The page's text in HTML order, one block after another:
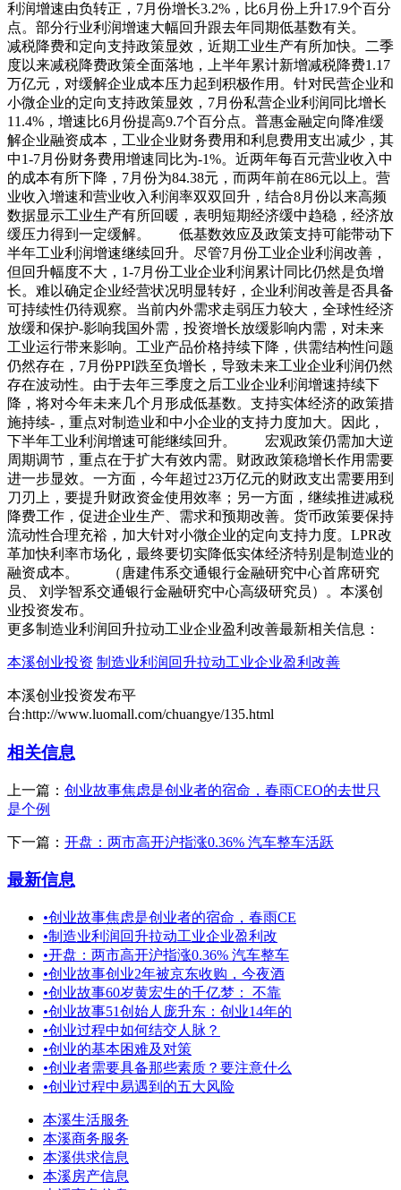
利润增速由负转正，7月份增长3.2%，比6月份上升17.9个百分
点。部分行业利润增速大幅回升跟去年同期低基数有关。
减税降费和定向支持政策显效，近期工业生产有所加快。二季
度以来减税降费政策全面落地，上半年累计新增减税降费1.17
万亿元，对缓解企业成本压力起到积极作用。针对民营企业和
小微企业的定向支持政策显效，7月份私营企业利润同比增长
11.4%，增速比6月份提高9.7个百分点。普惠金融定向降准缓
解企业融资成本，工业企业财务费用和利息费用支出减少，其
中1-7月份财务费用增速同比为-1%。近两年每百元营业收入中
的成本有所下降，7月份为84.38元，而两年前在86元以上。营
业收入增速和营业收入利润率双双回升，结合8月份以来高频
数据显示工业生产有所回暖，表明短期经济缓中趋稳，经济放
缓压力得到一定缓解。 低基数效应及政策支持可能带动下
半年工业利润增速继续回升。尽管7月份工业企业利润改善，
但回升幅度不大，1-7月份工业企业利润累计同比仍然是负增
长。难以确定企业经营状况明显转好，企业利润改善是否具备
可持续性仍待观察。当前内外需求走弱压力较大，全球性经济
放缓和保护-影响我国外需，投资增长放缓影响内需，对未来
工业运行带来影响。工业产品价格持续下降，供需结构性问题
仍然存在，7月份PPI跌至负增长，导致未来工业企业利润仍然
存在波动性。由于去年三季度之后工业企业利润增速持续下
降，将对今年未来几个月形成低基数。支持实体经济的政策措
施持续-，重点对制造业和中小企业的支持力度加大。因此，
下半年工业利润增速可能继续回升。 宏观政策仍需加大逆
周期调节，重点在于扩大有效内需。财政政策稳增长作用需要
进一步显效。一方面，今年超过23万亿元的财政支出需要用到
刀刃上，要提升财政资金使用效率；另一方面，继续推进减税
降费工作，促进企业生产、需求和预期改善。货币政策要保持
流动性合理充裕，加大针对小微企业的定向支持力度。LPR改
革加快利率市场化，最终要切实降低实体经济特别是制造业的
融资成本。 （唐建伟系交通银行金融研究中心首席研究
员、 刘学智系交通银行金融研究中心高级研究员）。本溪创
业投资发布。
更多制造业利润回升拉动工业企业盈利改善最新相关信息：
本溪创业投资 制造业利润回升拉动工业企业盈利改善
本溪创业投资发布平
台:http://www.luomall.com/chuangye/135.html
相关信息
上一篇： 创业故事焦虑是创业者的宿命，春雨CEO的去世只
是个例
下一篇： 开盘：两市高开沪指涨0.36% 汽车整车活跃
最新信息
•创业故事焦虑是创业者的宿命，春雨CE
•制造业利润回升拉动工业企业盈利改
•开盘：两市高开沪指涨0.36% 汽车整车
•创业故事创业2年被京东收购，今夜酒
•创业故事60岁黄宏生的千亿梦： 不靠
•创业故事51创始人庞升东：创业14年的
•创业过程中如何结交人脉？
•创业的基本困难及对策
•创业者需要具备那些素质？要注意什么
•创业过程中易遇到的五大风险
本溪生活服务
本溪商务服务
本溪供求信息
本溪房产信息